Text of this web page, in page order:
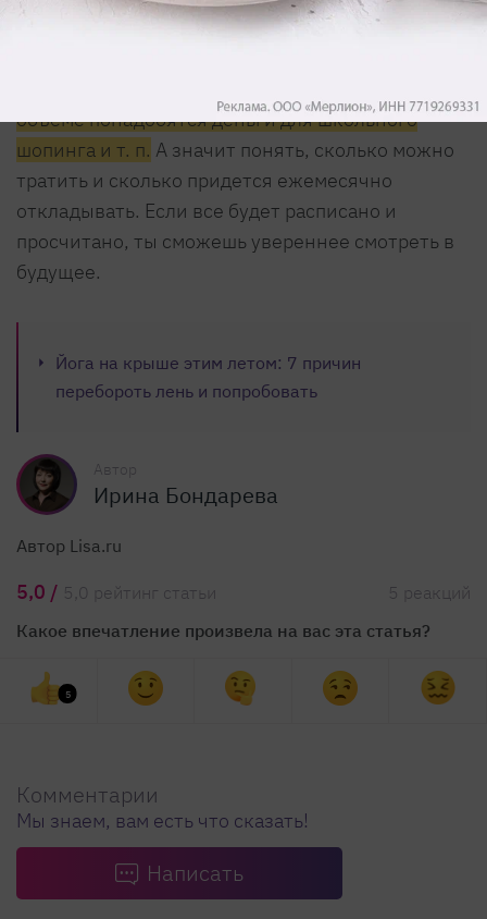
Сделай это на бумаге, с калькулятором в руках.
объеме понадобятся деньги для школьного
шопинга и т. п. А значит понять, сколько можно
тратить и сколько придется ежемесячно
откладывать. Если все будет расписано и
просчитано, ты сможешь увереннее смотреть в
будущее.
Йога на крыше этим летом: 7 причин
перебороть лень и попробовать
Автор
Ирина Бондарева
Автор Lisa.ru
5,0 / 5,0 рейтинг статьи
5 реакций
Какое впечатление произвела на вас эта статья?
5
Комментарии
Мы знаем, вам есть что сказать!
Написать